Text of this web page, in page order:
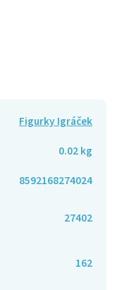
Figurky Igráček
0.02 kg
8592168274024
27402
162